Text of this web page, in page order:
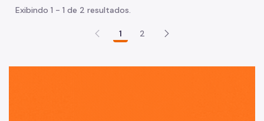
Exibindo 1 - 1 de 2 resultados.
1 2